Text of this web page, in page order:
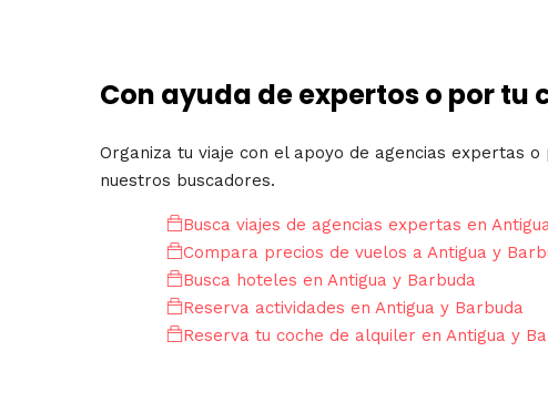
Con ayuda de expertos o por tu
Organiza tu viaje con el apoyo de agencias expertas
nuestros buscadores.
Busca viajes de agencias expertas en
Compara precios de vuelos a Antigua y
Busca hoteles en Antigua y Barbuda
Reserva actividades en Antigua y Barbuda
Reserva tu coche de alquiler en Antigua y